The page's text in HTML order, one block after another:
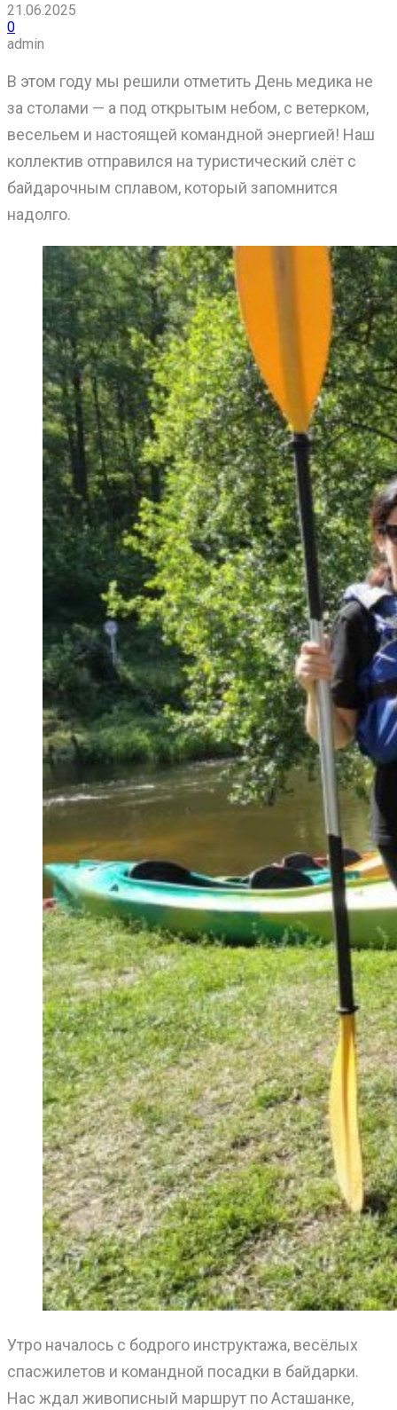
21.06.2025
0
admin
В этом году мы решили отметить День медика не
за столами — а под открытым небом, с ветерком,
весельем и настоящей командной энергией! Наш
коллектив отправился на туристический слёт с
байдарочным сплавом, который запомнится
надолго.
Утро началось с бодрого инструктажа, весёлых
спасжилетов и командной посадки в байдарки.
Нас ждал живописный маршрут по Асташанке,